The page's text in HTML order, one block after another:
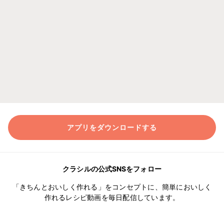
アプリをダウンロードする
クラシルの公式SNSをフォロー
「きちんとおいしく作れる」をコンセプトに、簡単においしく
作れるレシピ動画を毎日配信しています。